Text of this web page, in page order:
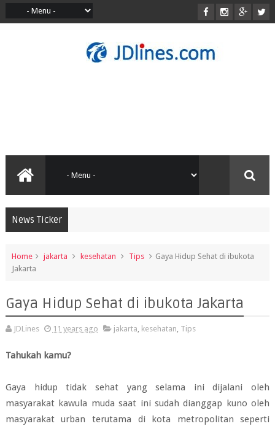
News Ticker
Home jakarta kesehatan Tips
Gaya Hidup Sehat di ibukota
Jakarta
Gaya Hidup Sehat di ibukota Jakarta
JDLines 11 years ago jakarta, kesehatan, Tips
Tahukah kamu?
Gaya hidup tidak sehat yang selama ini dijalani oleh
masyarakat kawula muda saat ini sudah dianggap kuno oleh
masyarakat urban terutama di kota metropolitan seperti